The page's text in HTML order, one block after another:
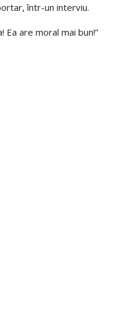
într-un interviu.
are moral mai bun!”